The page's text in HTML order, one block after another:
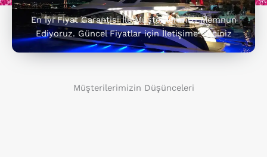
En İyi Fiyat Garantisi İle Müşterilerimizi Memnun
Ediyoruz. Güncel Fiyatlar için İletişime Geçiniz
Müşterilerimizin Düşünceleri